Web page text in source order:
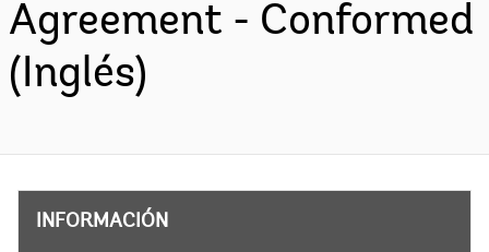
Agreement - Conformed
(Inglés)
INFORMACIÓN